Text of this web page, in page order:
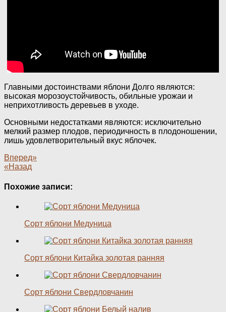
Главными достоинствами яблони Долго являются:
высокая морозоустойчивость, обильные урожаи и
неприхотливость деревьев в уходе.
Основными недостатками являются: исключительно
мелкий размер плодов, периодичность в плодоношении,
лишь удовлетворительный вкус яблочек.
Вперед»
«Назад
Похожие записи:
Сорт яблони Медуница
Сорт яблони Китайка золотая ранняя
Сорт яблони Свердловчанин